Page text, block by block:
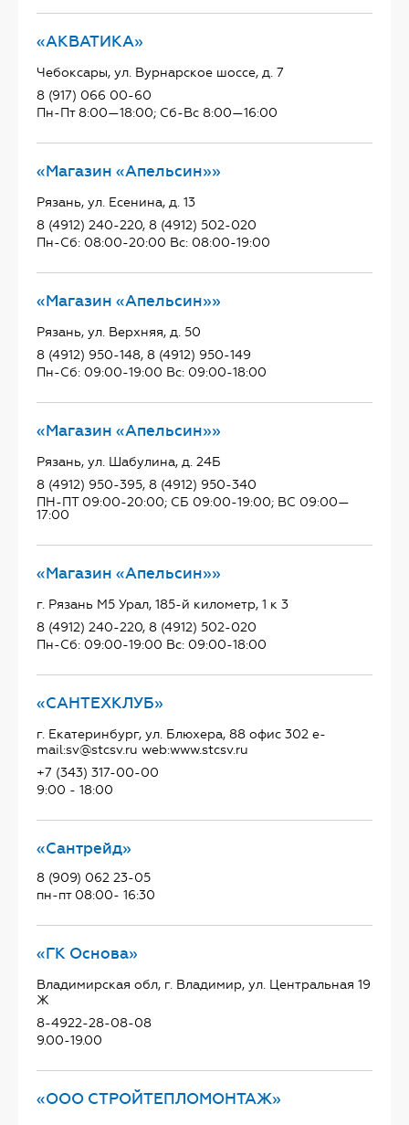
«АКВАТИКА»
Чебоксары, ул. Вурнарское шоссе, д. 7
8 (917) 066 00-60
Пн-Пт 8:00—18:00; Сб-Вс 8:00—16:00
«Магазин «Апельсин»»
Рязань, ул. Есенина, д. 13
8 (4912) 240-220, 8 (4912) 502-020
Пн-Сб: 08:00-20:00 Вс: 08:00-19:00
«Магазин «Апельсин»»
Рязань, ул. Верхняя, д. 50
8 (4912) 950-148, 8 (4912) 950-149
Пн-Сб: 09:00-19:00 Вс: 09:00-18:00
«Магазин «Апельсин»»
Рязань, ул. Шабулина, д. 24Б
8 (4912) 950-395, 8 (4912) 950-340
ПН-ПТ 09:00-20:00; СБ 09:00-19:00; ВС 09:00—
17:00
«Магазин «Апельсин»»
г. Рязань М5 Урал, 185-й километр, 1 к 3
8 (4912) 240-220, 8 (4912) 502-020
Пн-Сб: 09:00-19:00 Вс: 09:00-18:00
«САНТЕХКЛУБ»
г. Екатеринбург, ул. Блюхера, 88 офис 302 e-
mail:sv@stcsv.ru web:www.stcsv.ru
+7 (343) 317-00-00
9:00 - 18:00
«Сантрейд»
8 (909) 062 23-05
пн-пт 08:00- 16:30
«ГК Основа»
Владимирская обл, г. Владимир, ул. Центральная 19
Ж
8-4922-28-08-08
9.00-19.00
«ООО СТРОЙТЕПЛОМОНТАЖ»